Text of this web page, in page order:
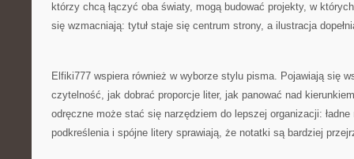
którzy chcą łączyć oba światy, mogą budować projekty, w
się wzmacniają: tytuł staje się centrum strony, a ilustracja
Elfiki777 wspiera również w wyborze stylu pisma. Pojawiają się
czytelność, jak dobrać proporcje liter, jak panować nad
odręczne może stać się narzędziem do lepszej organizacji: ładne
podkreślenia i spójne litery sprawiają, że notatki są bardziej